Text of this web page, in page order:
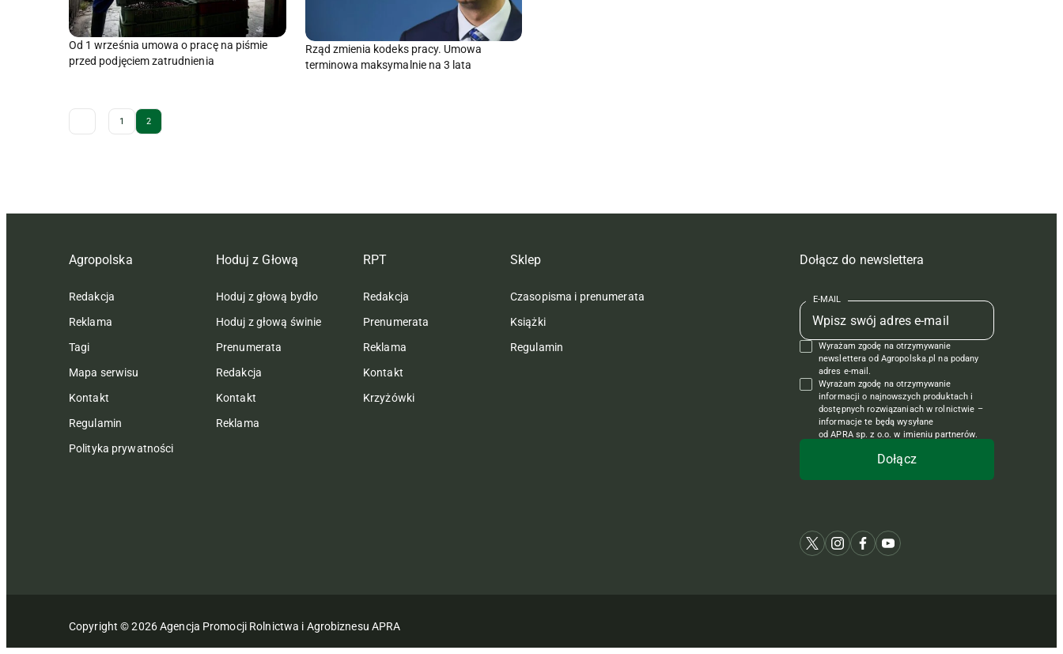
Od 1 września umowa o pracę na piśmie
przed podjęciem zatrudnienia
Rząd zmienia kodeks pracy. Umowa
terminowa maksymalnie na 3 lata
Archive Pagination
1 2
Agropolska
Redakcja
Reklama
Tagi
Mapa serwisu
Kontakt
Regulamin
Polityka prywatności
Hoduj z Głową
Hoduj z głową bydło
Hoduj z głową świnie
Prenumerata
Redakcja
Kontakt
Reklama
RPT
Redakcja
Prenumerata
Reklama
Kontakt
Krzyżówki
Sklep
Czasopisma i prenumerata
Książki
Regulamin
Dołącz do newslettera
E-MAIL
Wyrażam zgodę na otrzymywanie
newslettera od Agropolska.pl na podany
adres e-mail.
Wyrażam zgodę na otrzymywanie
informacji o najnowszych produktach i
dostępnych rozwiązaniach w rolnictwie –
informacje te będą wysyłane
od APRA sp. z o.o. w imieniu partnerów.
Copyright © 2026 Agencja Promocji Rolnictwa i Agrobiznesu APRA